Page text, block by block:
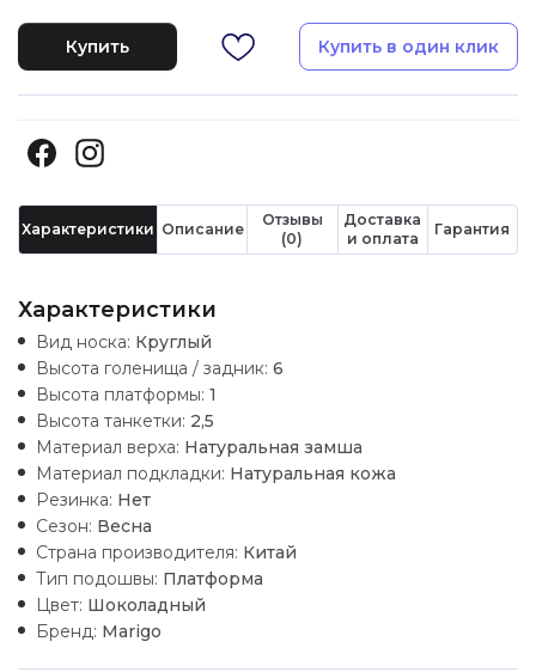
Купить Купить в один клик
Характеристики Описание
Отзывы
(0)
Доставка
и оплата
Гарантия
Характеристики
Вид носка: Круглый
Высота голенища / задник: 6
Высота платформы: 1
Высота танкетки: 2,5
Материал верха: Натуральная замша
Материал подкладки: Натуральная кожа
Резинка: Нет
Сезон: Весна
Страна производителя: Китай
Тип подошвы: Платформа
Цвет: Шоколадный
Бренд: Marigo